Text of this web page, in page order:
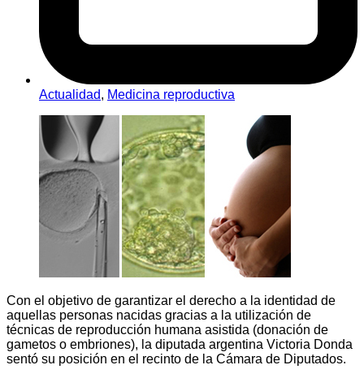
Actualidad, Medicina reproductiva
Con el objetivo de garantizar el derecho a la identidad de
aquellas personas nacidas gracias a la utilización de
técnicas de reproducción humana asistida (donación de
gametos o embriones), la diputada argentina Victoria Donda
sentó su posición en el recinto de la Cámara de Diputados.